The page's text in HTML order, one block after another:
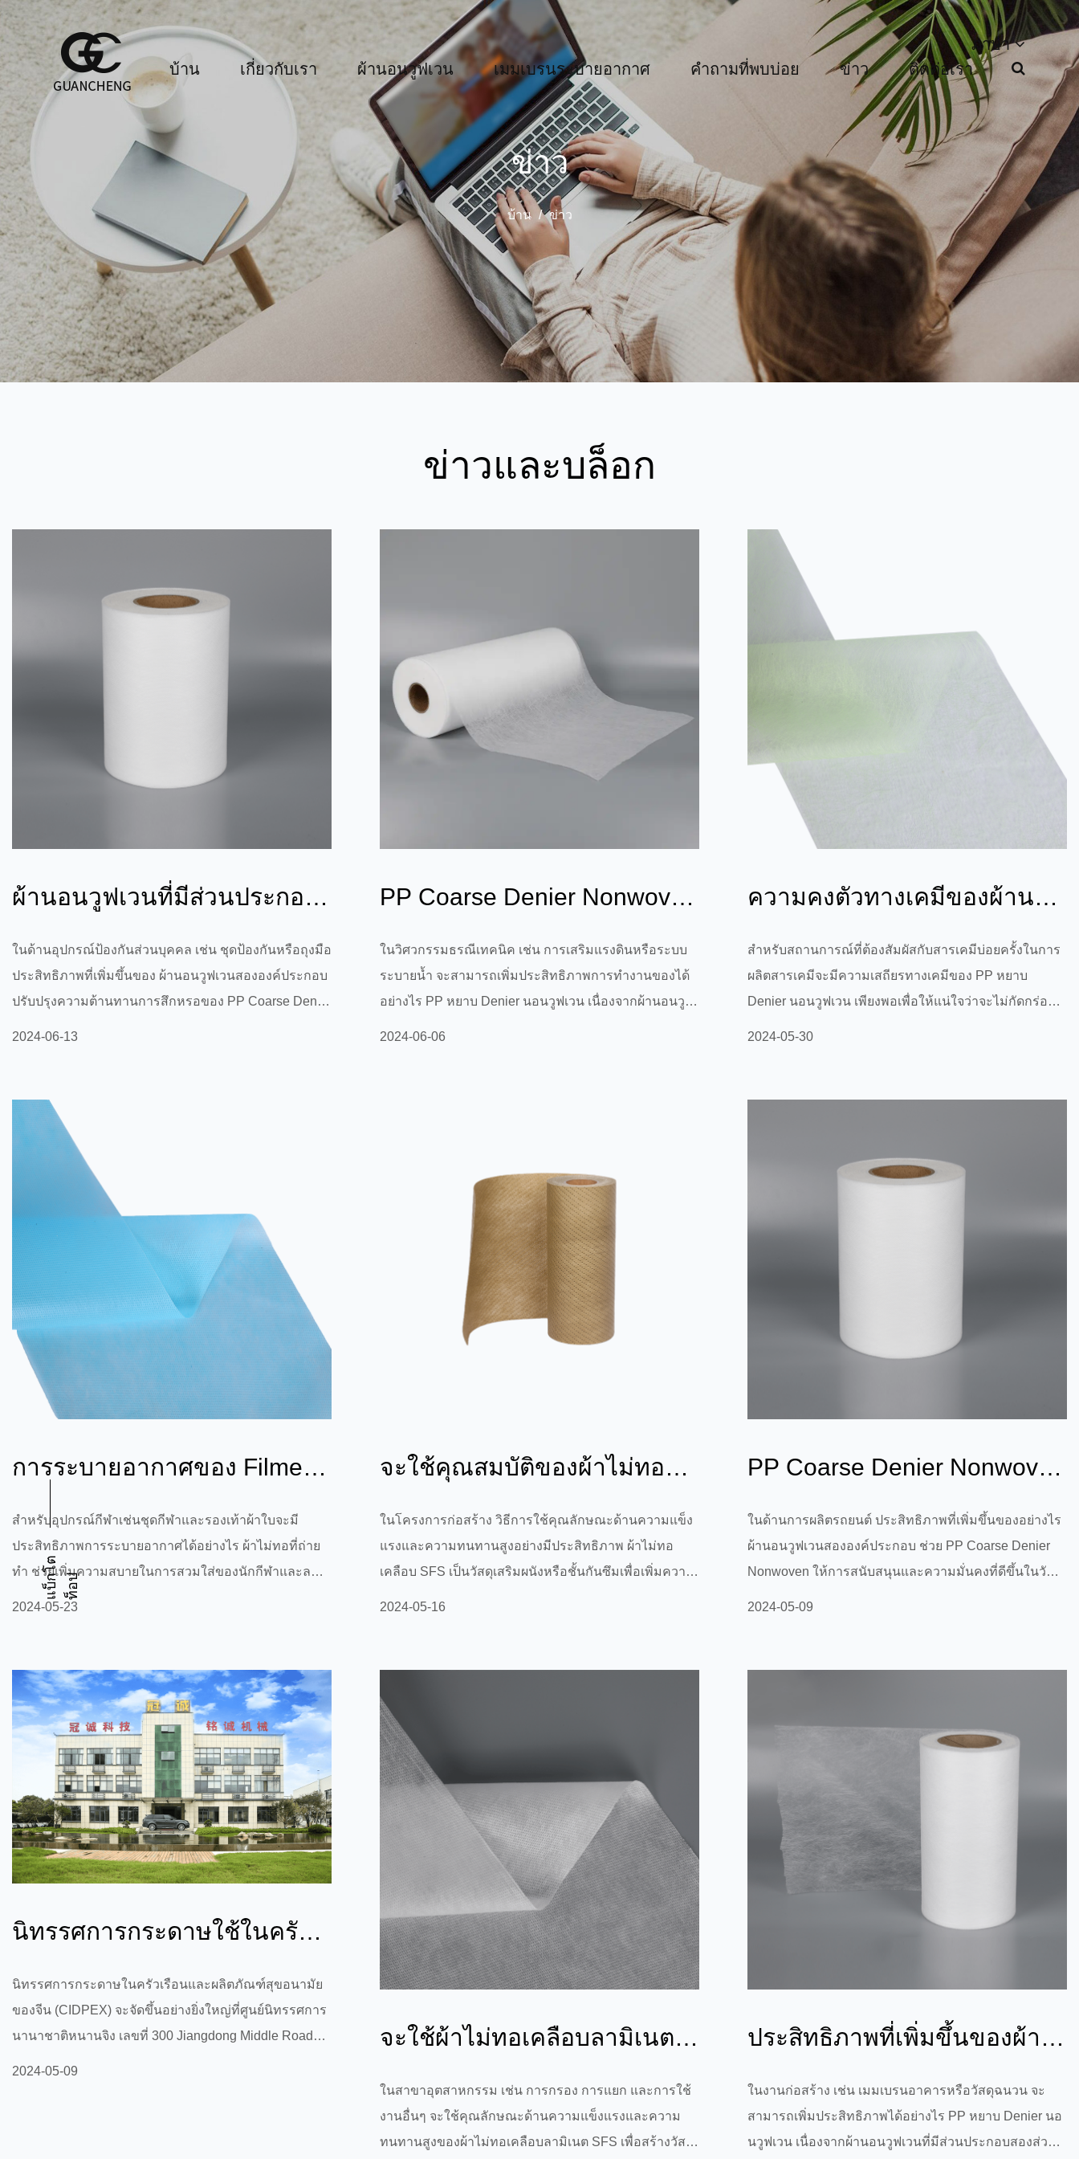
ภาษา
บ้าน
เกี่ยวกับเรา ผ้านอนวูฟเวน เมมเบรนระบายอากาศ คำถามที่พบบ่อย ข่าว ติดต่อเรา
ข่าว
บ้าน / ข่าว
ข่าวและบล็อก
ผ้านอนวูฟเวนที่มีส่วนประกอบ
สองส่วนช่วยเพิ่มความ
ต้านทานการสึก...
ในด้านอุปกรณ์ป้องกันส่วนบุคคล เช่น ชุดป้องกันหรือถุงมือ
ประสิทธิภาพที่เพิ่มขึ้นของ ผ้านอนวูฟเวนสององค์ประกอบ
ปรับปรุงความต้านทานการสึกหรอของ PP Coarse Denier
ที่เพิ่มขึ้นของผ้านอนวูฟเวนองค์ประกอบสองและการใช้
งานร่วมกับผ้านอนวูฟเวน PP Coarse Denier สามารถ
ปรับปรุงความต้านทานการสึกหรอได้หลายวิธีเพื่อให้แน่ใจ
ว่าอุปกรณ์สามารถปกป้อง ผู้สว...
2024-06-13
PP Coarse Denier Nonwoven
สามารถเพิ่มเสถียรภาพและ
ความสามารถใ...
ในวิศวกรรมธรณีเทคนิค เช่น การเสริมแรงดินหรือระบบ
ระบายน้ำ จะสามารถเพิ่มประสิทธิภาพการทำงานของได้
อย่างไร PP หยาบ Denier นอนวูฟเวน เนื่องจากผ้านอนวูฟ
ระบายน้ำมีผลกระทบอย่างมีนัยสำคัญต่อเสถียรภาพและ
ความสามารถใ...
2024-06-06
ความคงตัวทางเคมีของผ้านอ
นวูฟเวน PP Coarse Denier
เพียงพอที่จ...
สำหรับสถานการณ์ที่ต้องสัมผัสกับสารเคมีบ่อยครั้งในการ
ผลิตสารเคมีจะมีความเสถียรทางเคมีของ PP หยาบ
Denier นอนวูฟเวน เพียงพอเพื่อให้แน่ใจว่าจะไม่กัดกร่อน
คงตัวทางเคมีของ PP หยาบ Denier ผ้านอนวูฟเวน ถือเป็น
แวดล้อมเหล่านี้หรือไม่ เนื่องจากเป็นวัสดุสังเคราะห์ทั่วไป
โพลีโพรพีลีน (PP) จึงมีความคงตัวท...
2024-05-30
การระบายอากาศของ Filmed
Non-Woven ช่วยเพิ่มความ
สบายในการสวมใ...
สำหรับอุปกรณ์กีฬาเช่นชุดกีฬาและรองเท้าผ้าใบจะมี
ประสิทธิภาพการระบายอากาศได้อย่างไร ผ้าไม่ทอที่ถ่าย
ทำ ช่วยเพิ่มความสบายในการสวมใส่ของนักกีฬาและลด
เหงื่อและความอับชื้นระหว่างออกกำลังกาย? สำหรับ
สำคัญในการปรับปรุงความสบายในการสวมใส่ของ
นักกีฬา ตลอดจนลดเหงื่อและความอับชื้นในระหว่างออก
กำลังกาย ประการแรก การระบายอากาศถือเป็นปัจจัย
สำคัญประการหนึ่งในการออกแบบอุปกรณ์กีฬา ใน
ระหว่างออกกำลังกายร่างกายมน...
2024-05-23
จะใช้คุณสมบัติของผ้าไม่ทอ
เคลือบลามิเนต SFS เพื่อปรับ
ปรุงเสถี...
ในโครงการก่อสร้าง วิธีการใช้คุณลักษณะด้านความแข็ง
แรงและความทนทานสูงอย่างมีประสิทธิภาพ ผ้าไม่ทอ
เคลือบ SFS เป็นวัสดุเสริมผนังหรือชั้นกันซึมเพื่อเพิ่มความ
กันซึมในอุดมคติ ต่อไปนี้เป็นวิธีการบางส่วนในการใช้ผ้า
ไม่ทอเคลือบ SFS อย่างมีประสิทธิภาพเพื่อปรับปรุง
เสถียรภาพและความทนทานของโครงสร้างอาคาร: วัสดุ
2024-05-16
PP Coarse Denier Nonwoven
ให้การสนับสนุนและความ
มั่นคงที่ดีขึ...
ในด้านการผลิตรถยนต์ ประสิทธิภาพที่เพิ่มขึ้นของอย่างไร
ผ้านอนวูฟเวนสององค์ประกอบ ช่วย PP Coarse Denier
Nonwoven ให้การสนับสนุนและความมั่นคงที่ดีขึ้นในวัสดุ
ความสะดวกสบาย และความปลอดภัยของการตกแต่ง
นวูฟเวนแบบสององค์ประกอบ) และผ้านอนวูฟเวน PP
Coarse Denier (ผ้านอนวูฟเวนชนิดหยาบแบบโพลีโพรพี
2024-05-09
นิทรรศการกระดาษใช้ในครัว
เรือนและผลิตภัณฑ์สุขอนามัย
ของจีนกำลั...
นิทรรศการกระดาษในครัวเรือนและผลิตภัณฑ์สุขอนามัย
ของจีน (CIDPEX) จะจัดขึ้นอย่างยิ่งใหญ่ที่ศูนย์นิทรรศการ
นานาชาติหนานจิง เลขที่ 300 Jiangdong Middle Road
2024-05-09
จะใช้ผ้าไม่ทอเคลือบลามิเนต
SFS ที่มีความแข็งแรงสูงและ
ทนทานเพ...
ในสาขาอุตสาหกรรม เช่น การกรอง การแยก และการใช้
งานอื่นๆ จะใช้คุณลักษณะด้านความแข็งแรงและความ
ทนทานสูงของผ้าไม่ทอเคลือบลามิเนต SFS เพื่อสร้างวัสดุ
ประสิทธิภาพที่เพิ่มขึ้นของผ้า
นอนวูฟเวน PP Coarse Denier
ในฐา...
ในงานก่อสร้าง เช่น เมมเบรนอาคารหรือวัสดุฉนวน จะ
สามารถเพิ่มประสิทธิภาพได้อย่างไร PP หยาบ Denier นอ
นวูฟเวน เนื่องจากผ้านอนวูฟเวนที่มีส่วนประกอบสองส่วน
แ
บ็ ก
โ
ต
ท็
อ ป